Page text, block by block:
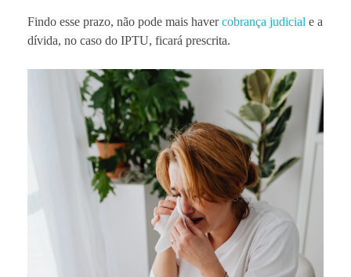
Findo esse prazo, não pode mais havercobrança judicial e a
dívida, no caso do IPTU, ficará prescrita.